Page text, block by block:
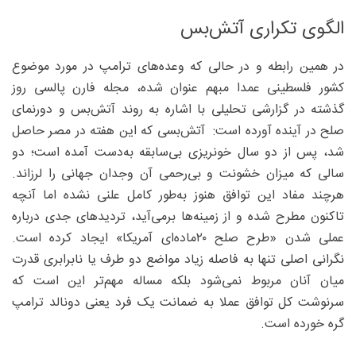
الگوی تکراری آتش‌بس
در همین رابطه و در حالی که وعده‌های ترامپ در مورد موضوع
کشور فلسطینی عمدا مبهم عنوان شده، مجله فارن پالسی روز
گذشته در گزارشی تحلیلی با اشاره به روند آتش‌بس و دورنمای
صلح در آینده آورده است: آتش‌بسی که این هفته در مصر حاصل
شد، پس از دو سال خونریزی بی‌سابقه به‌دست آمده است؛ دو
سالی که میزان خشونت و بی‌رحمی آن وجدان جهانی را لرزاند.
هرچند مفاد این توافق هنوز به‌طور کامل علنی نشده اما آنچه
تاکنون مطرح شده و از زمینه‌ها برمی‌آید، تردیدهای جدی درباره
عملی شدن «طرح صلح ۲۰‌ماده‌ای آمریکا» ایجاد کرده است.
نگرانی اصلی تنها به فاصله زیاد مواضع دو طرف یا نابرابری قدرت
میان آنان مربوط نمی‌شود بلکه مساله مهم‌تر این است که
سرنوشت کل توافق عملا به ضمانت یک فرد یعنی دونالد ترامپ
گره خورده است.